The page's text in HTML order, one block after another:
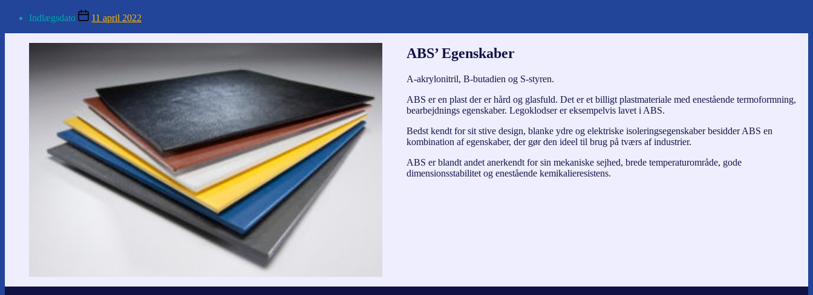
Indlægsdato 11 april 2022
ABS’ Egenskaber
A-akrylonitril, B-butadien og S-styren.
ABS er en plast der er hård og glasfuld. Det er et billigt plastmateriale med enestående termoformning,
bearbejdnings egenskaber. Legoklodser er eksempelvis lavet i ABS.
Bedst kendt for sit stive design, blanke ydre og elektriske isoleringsegenskaber besidder ABS en
kombination af egenskaber, der gør den ideel til brug på tværs af industrier.
ABS er blandt andet anerkendt for sin mekaniske sejhed, brede temperaturområde, gode
dimensionsstabilitet og enestående kemikalieresistens.